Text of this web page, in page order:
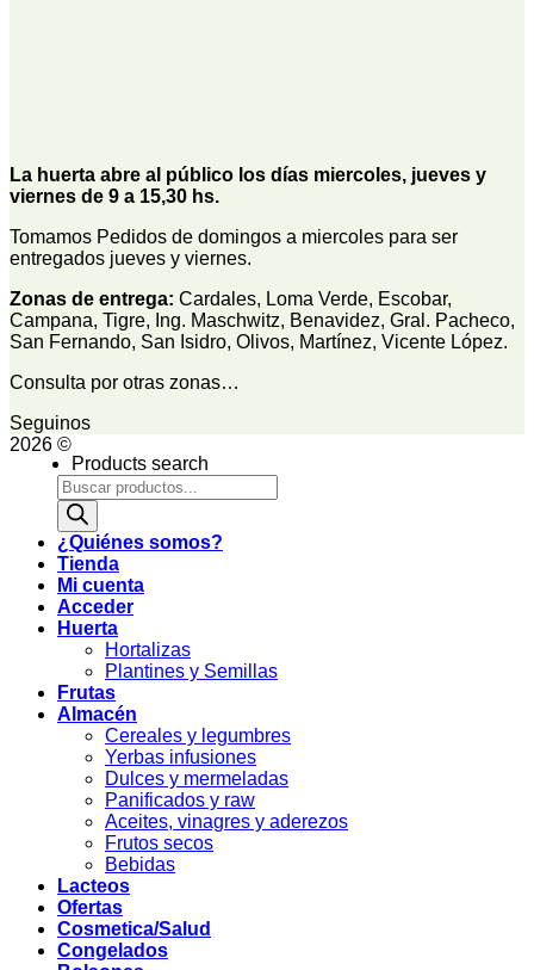
La huerta abre al público los días miercoles, jueves y
viernes de 9 a 15,30 hs.
Tomamos Pedidos de domingos a miercoles para ser
entregados jueves y viernes.
Zonas de entrega: Cardales, Loma Verde, Escobar,
Campana, Tigre, Ing. Maschwitz, Benavidez, Gral. Pacheco,
San Fernando, San Isidro, Olivos, Martínez, Vicente López.
Consulta por otras zonas…
Seguinos
2026 ©
Products search
¿Quiénes somos?
Tienda
Mi cuenta
Acceder
Huerta
Hortalizas
Plantines y Semillas
Frutas
Almacén
Cereales y legumbres
Yerbas infusiones
Dulces y mermeladas
Panificados y raw
Aceites, vinagres y aderezos
Frutos secos
Bebidas
Lacteos
Ofertas
Cosmetica/Salud
Congelados